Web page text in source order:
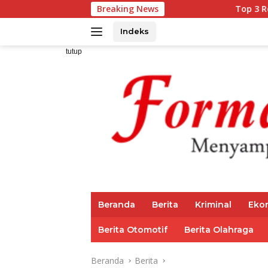
ke
Breaking NewsTop 3 Reksadana
Indeks
tutup
Beranda Berita Kriminal
Berita Otomotif Berita Olahraga
Beranda Berita